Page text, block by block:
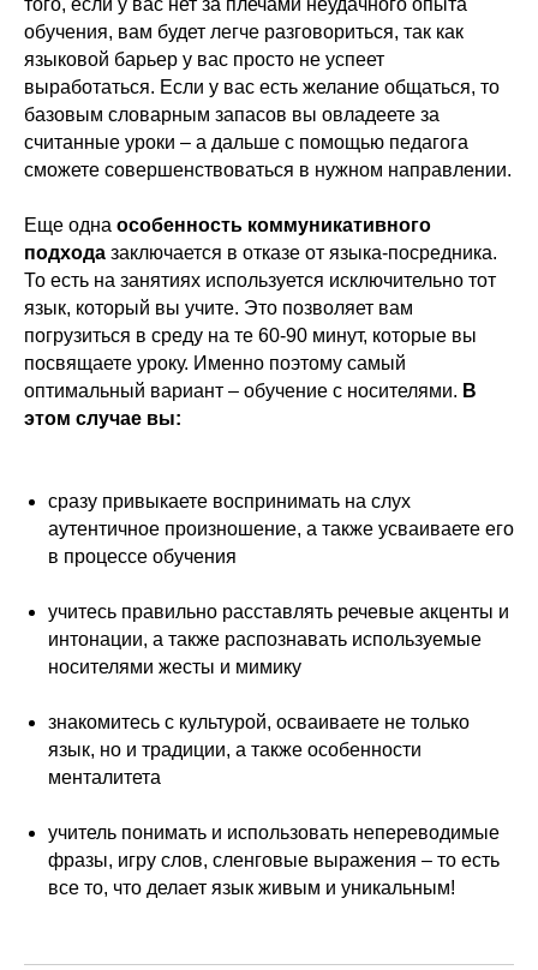
обучения, вам будет легче разговориться, так как
языковой барьер у вас просто не успеет
выработаться. Если у вас есть желание общаться, то
базовым словарным запасов вы овладеете за
считанные уроки – а дальше с помощью педагога
сможете совершенствоваться в нужном направлении.
Еще одна особенность коммуникативного
подхода заключается в отказе от языка-посредника.
То есть на занятиях используется исключительно тот
язык, который вы учите. Это позволяет вам
погрузиться в среду на те 60-90 минут, которые вы
посвящаете уроку. Именно поэтому самый
оптимальный вариант – обучение с носителями. В
этом случае вы:
сразу привыкаете воспринимать на слух
аутентичное произношение, а также усваиваете его
в процессе обучения
учитесь правильно расставлять речевые акценты и
интонации, а также распознавать используемые
носителями жесты и мимику
знакомитесь с культурой, осваиваете не только
язык, но и традиции, а также особенности
менталитета
учитель понимать и использовать непереводимые
фразы, игру слов, сленговые выражения – то есть
все то, что делает язык живым и уникальным!